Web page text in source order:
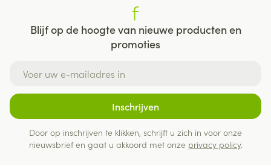
Blijf op de hoogte van nieuwe producten en
promoties
Inschrijven
Door op inschrijven te klikken, schrijft u zich in voor onze
nieuwsbrief en gaat u akkoord met onze privacy policy.